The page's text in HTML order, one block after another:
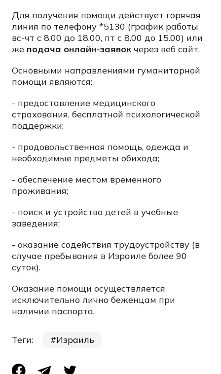
Для получения помощи действует горячая
линия по телефону *5130 (график работы
вс-чт с 8.00 до 18.00, пт с 8.00 до 15.00) или
же подача онлайн-заявок через веб сайт.
Основными направлениями гуманитарной
помощи являются:
- предоставление медицинского
страхования, бесплатной психологической
поддержки;
- продовольственная помощь, одежда и
необходимые предметы обихода;
- обеспечение местом временного
проживания;
- поиск и устройство детей в учебные
заведения;
- оказание содействия трудоустройству (в
случае пребывания в Израиле более 90
суток).
Оказание помощи осуществляется
исключительно лично беженцам при
наличии паспорта.
Теги: Израиль